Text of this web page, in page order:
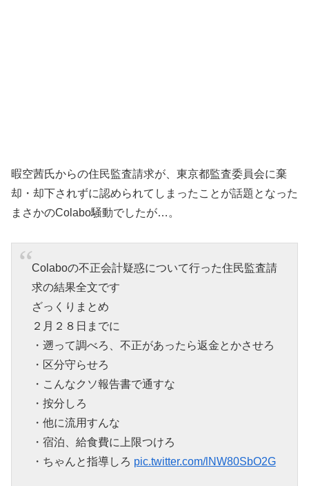
暇空茜氏からの住民監査請求が、東京都監査委員会に棄
却・却下されずに認められてしまったことが話題となった
まさかのColabo騒動でしたが…。
Colaboの不正会計疑惑について行った住民監査請
求の結果全文です
ざっくりまとめ
２月２８日までに
・遡って調べろ、不正があったら返金とかさせろ
・区分守らせろ
・こんなクソ報告書で通すな
・按分しろ
・他に流用すんな
・宿泊、給食費に上限つけろ
・ちゃんと指導しろ pic.twitter.com/lNW80SbO2G